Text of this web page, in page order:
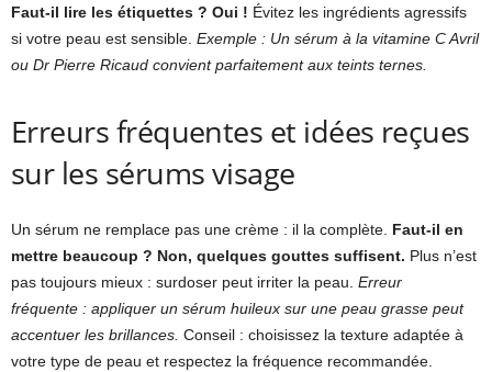
Faut-il lire les étiquettes ? Oui ! Évitez les ingrédients agressifs
si votre peau est sensible. Exemple : Un sérum à la vitamine C Avril
ou Dr Pierre Ricaud convient parfaitement aux teints ternes.
Erreurs fréquentes et idées reçues
sur les sérums visage
Un sérum ne remplace pas une crème : il la complète. Faut-il en
mettre beaucoup ? Non, quelques gouttes suffisent. Plus n’est
pas toujours mieux : surdoser peut irriter la peau. Erreur
fréquente : appliquer un sérum huileux sur une peau grasse peut
accentuer les brillances. Conseil : choisissez la texture adaptée à
votre type de peau et respectez la fréquence recommandée.